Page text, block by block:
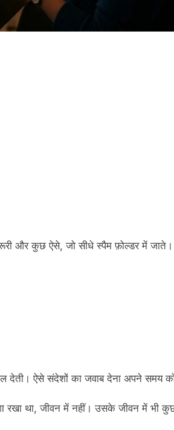
और कुछ ऐसे, जो सीधे स्पैम फ़ोल्डर में जाते।
देती। ऐसे संदेशों का जवाब देना अपने समय को
रखा था, जीवन में नहीं। उसके जीवन में भी